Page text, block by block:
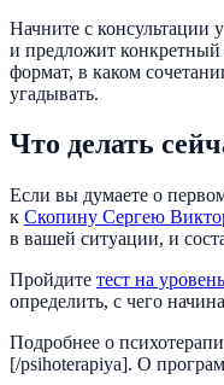
Начните с консультации
и предложит конкретный
формат, в каком
угадывать.
Что делать
Если вы думаете о
к Скопину Сергею
в вашей ситуации, и
Пройдите тест на
определить, с чего
Подробнее о
[/psihoterapiya]. О